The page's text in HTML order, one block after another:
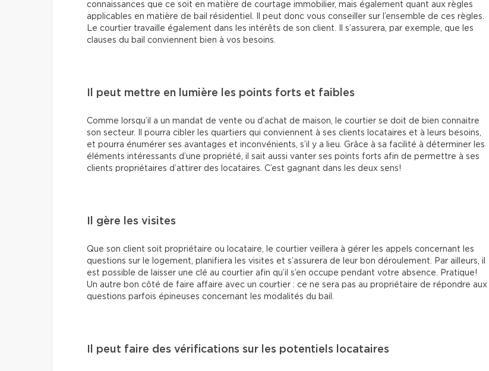
connaissances que ce soit en matière de courtage immobilier, mais également quant aux règles
applicables en matière de bail résidentiel. Il peut donc vous conseiller sur l’ensemble de ces règles.
Le courtier travaille également dans les intérêts de son client. Il s’assurera, par exemple, que les
clauses du bail conviennent bien à vos besoins.
Il peut mettre en lumière les points forts et faibles
Comme lorsqu’il a un mandat de vente ou d’achat de maison, le courtier se doit de bien connaitre
son secteur. Il pourra cibler les quartiers qui conviennent à ses clients locataires et à leurs besoins,
et pourra énumérer ses avantages et inconvénients, s’il y a lieu. Grâce à sa facilité à déterminer les
éléments intéressants d’une propriété, il sait aussi vanter ses points forts afin de permettre à ses
clients propriétaires d’attirer des locataires. C’est gagnant dans les deux sens!
Il gère les visites
Que son client soit propriétaire ou locataire, le courtier veillera à gérer les appels concernant les
questions sur le logement, planifiera les visites et s’assurera de leur bon déroulement. Par ailleurs, il
est possible de laisser une clé au courtier afin qu’il s’en occupe pendant votre absence. Pratique!
Un autre bon côté de faire affaire avec un courtier : ce ne sera pas au propriétaire de répondre aux
questions parfois épineuses concernant les modalités du bail.
Il peut faire des vérifications sur les potentiels locataires